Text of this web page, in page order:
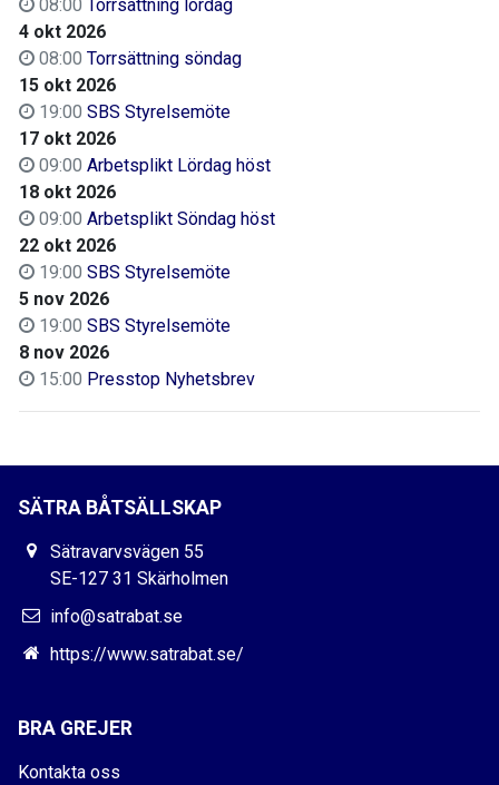
08:00 Torrsättning lördag
4 okt 2026
08:00 Torrsättning söndag
15 okt 2026
19:00 SBS Styrelsemöte
17 okt 2026
09:00 Arbetsplikt Lördag höst
18 okt 2026
09:00 Arbetsplikt Söndag höst
22 okt 2026
19:00 SBS Styrelsemöte
5 nov 2026
19:00 SBS Styrelsemöte
8 nov 2026
15:00 Presstop Nyhetsbrev
SÄTRA BÅTSÄLLSKAP
Sätravarvsvägen 55
SE-127 31 Skärholmen
info@satrabat.se
https://www.satrabat.se/
BRA GREJER
Kontakta oss